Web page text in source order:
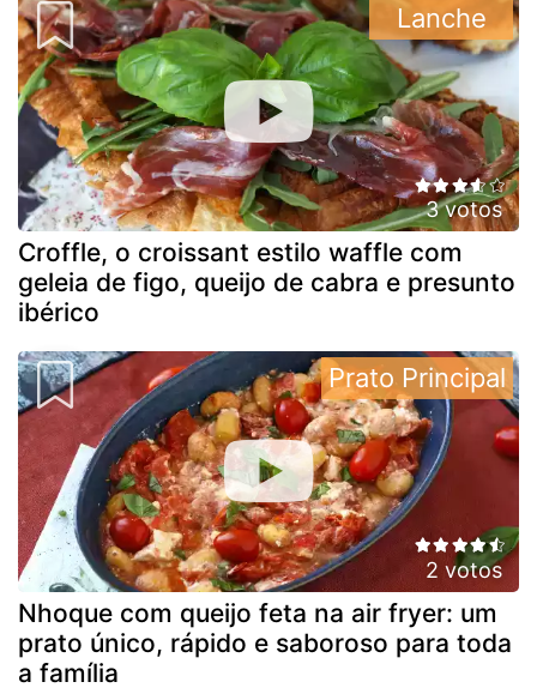
3 votos
Croffle, o croissant estilo waffle com
geleia de figo, queijo de cabra e presunto
ibérico
Lanche
2 votos
Nhoque com queijo feta na air fryer: um
prato único, rápido e saboroso para toda
a família
Prato Principal